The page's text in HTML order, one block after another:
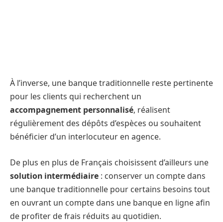
À l’inverse, une banque traditionnelle reste pertinente
pour les clients qui recherchent un
accompagnement personnalisé, réalisent
régulièrement des dépôts d’espèces ou souhaitent
bénéficier d’un interlocuteur en agence.
De plus en plus de Français choisissent d’ailleurs une
solution intermédiaire : conserver un compte dans
une banque traditionnelle pour certains besoins tout
en ouvrant un compte dans une banque en ligne afin
de profiter de frais réduits au quotidien.